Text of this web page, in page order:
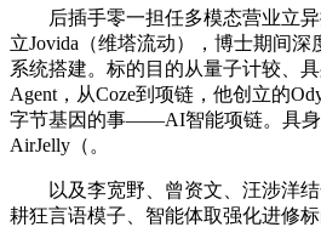
后插手零一担任多模态营业立异
立Jovida（维塔流动），博士期间
系统搭建。标的目的从量子计较、
Agent，从Coze到项链，他创立的
字节基因的事——AI智能项链。具身
AirJelly（。
以及李宽野、曾资文、汪涉洋结
耕狂言语模子、智能体取强化进修